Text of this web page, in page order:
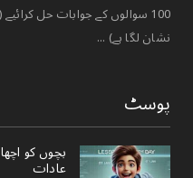
100 سوالوں کے جوابات حل
نشان لگا ہے) ...
پوسٹ
بچوں کو
عادات